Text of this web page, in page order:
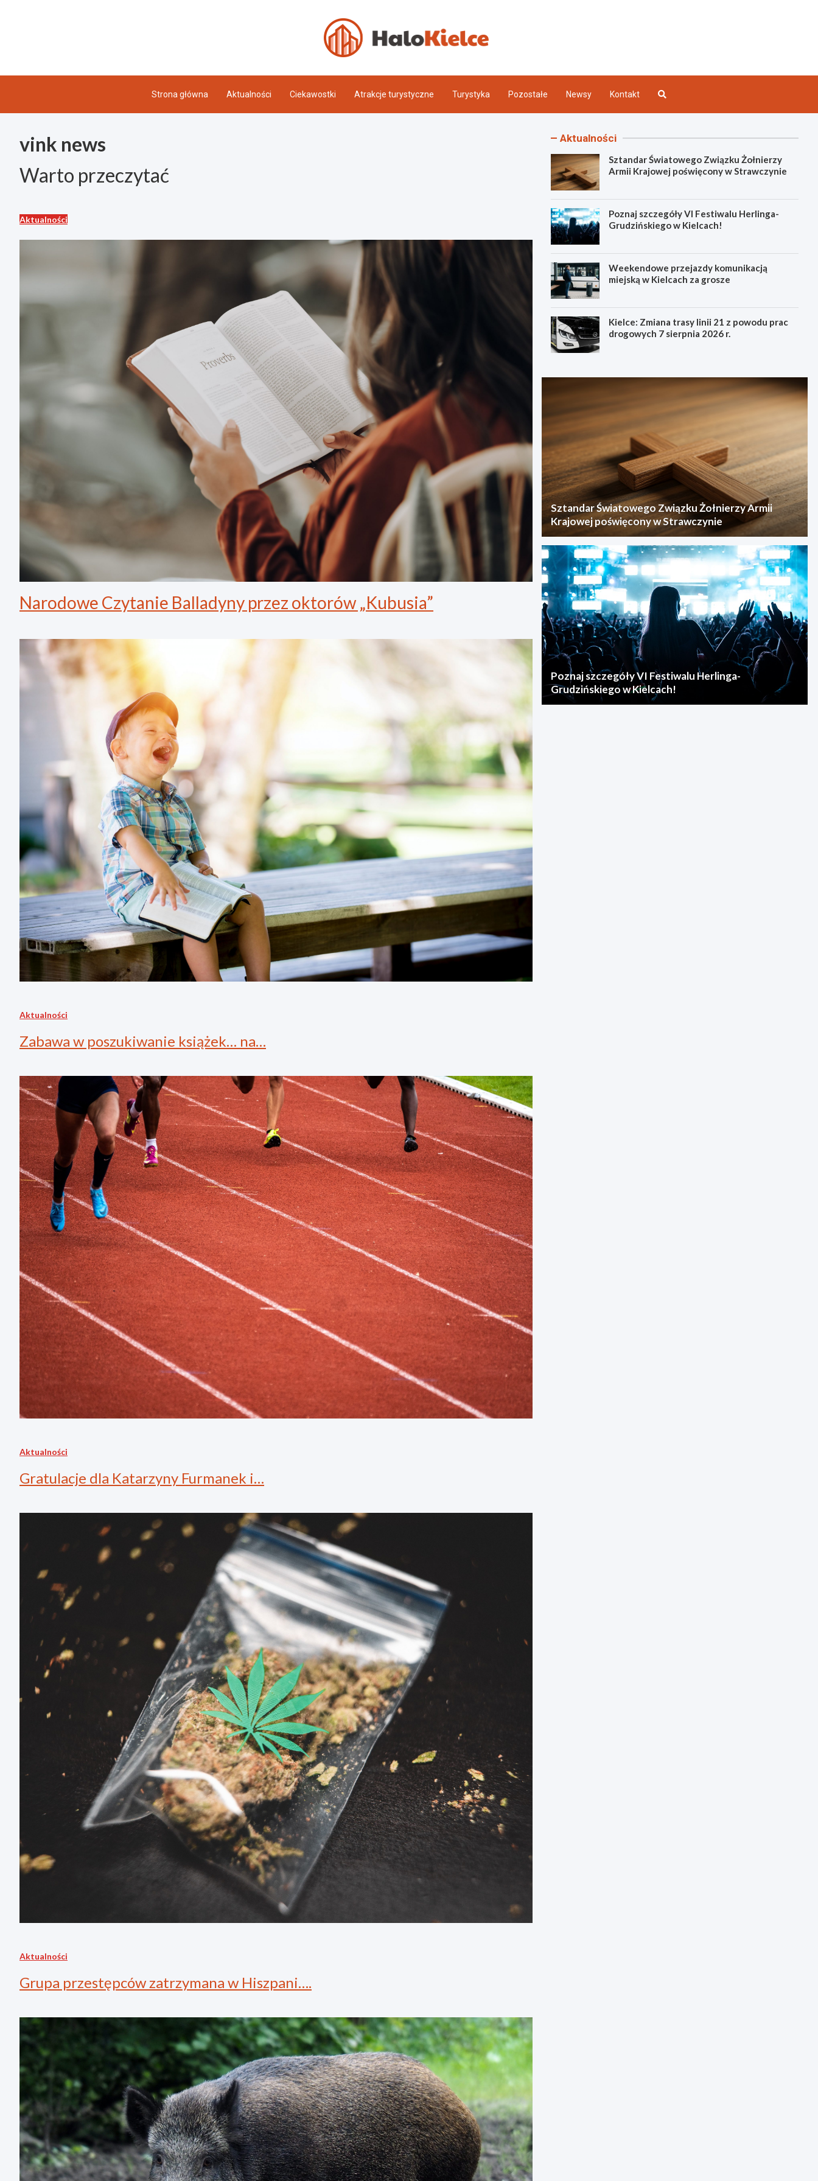
Strona główna Aktualności Ciekawostki Atrakcje turystyczne Turystyka Pozostałe Newsy Kontakt
vink news
Warto przeczytać
Aktualności
Narodowe Czytanie Balladyny przez oktorów „Kubusia”
Aktualności
Zabawa w poszukiwanie książek… na…
Aktualności
Gratulacje dla Katarzyny Furmanek i…
Aktualności
Grupa przestępców zatrzymana w Hiszpani….
Aktualności
Sztandar Światowego Związku Żołnierzy
Armii Krajowej poświęcony w Strawczynie
Poznaj szczegóły VI Festiwalu Herlinga-
Grudzińskiego w Kielcach!
Weekendowe przejazdy komunikacją
miejską w Kielcach za grosze
Kielce: Zmiana trasy linii 21 z powodu prac
drogowych 7 sierpnia 2026 r.
Sztandar Światowego Związku Żołnierzy Armii
Krajowej poświęcony w Strawczynie
Poznaj szczegóły VI Festiwalu Herlinga-
Grudzińskiego w Kielcach!